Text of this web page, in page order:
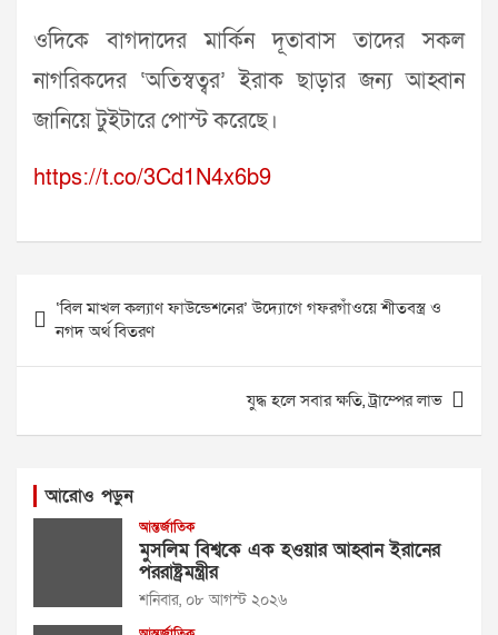
ওদিকে বাগদাদের মার্কিন দূতাবাস তাদের সকল
নাগরিকদের ‘অতিস্বত্বর’ ইরাক ছাড়ার জন্য আহ্বান
জানিয়ে টুইটারে পোস্ট করেছে।
https://t.co/3Cd1N4x6b9
Post
navigation
‘বিল মাখল কল্যাণ ফাউন্ডেশনের’ উদ্যোগে গফরগাঁওয়ে শীতবস্ত্র ও
নগদ অর্থ বিতরণ
যুদ্ধ হলে সবার ক্ষতি, ট্রাম্পের লাভ
আরোও পড়ুন
আন্তর্জাতিক
মুসলিম বিশ্বকে এক হওয়ার আহ্বান ইরানের
পররাষ্ট্রমন্ত্রীর
শনিবার, ০৮ আগস্ট ২০২৬